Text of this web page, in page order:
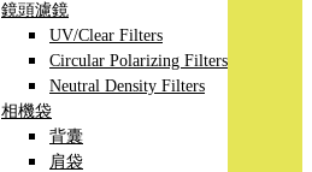
鏡頭濾鏡
UV/Clear Filters
Circular Polarizing Filters
Neutral Density Filters
相機袋
背囊
肩袋